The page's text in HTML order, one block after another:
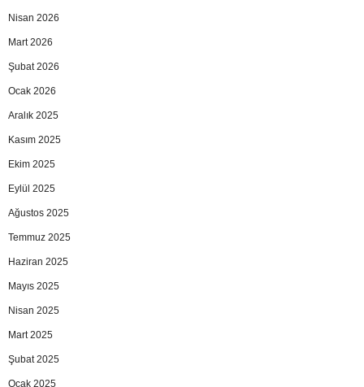
Nisan 2026
Mart 2026
Şubat 2026
Ocak 2026
Aralık 2025
Kasım 2025
Ekim 2025
Eylül 2025
Ağustos 2025
Temmuz 2025
Haziran 2025
Mayıs 2025
Nisan 2025
Mart 2025
Şubat 2025
Ocak 2025